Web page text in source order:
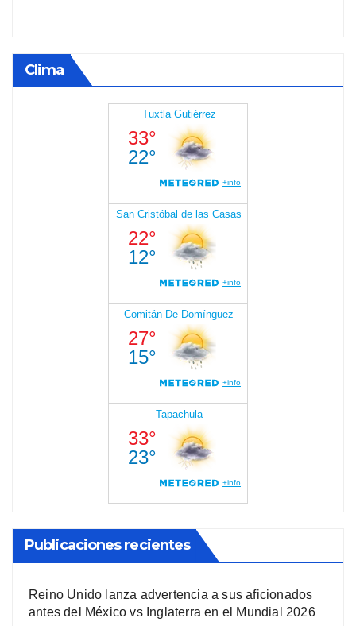
Clima
Publicaciones recientes
Reino Unido lanza advertencia a sus aficionados
antes del México vs Inglaterra en el Mundial 2026